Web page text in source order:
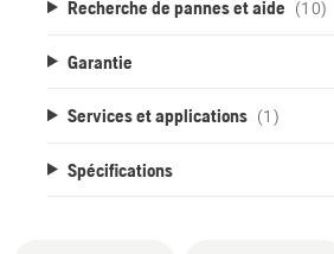
Recherche de pannes et aide (10)
Garantie
Services et applications (1)
Spécifications